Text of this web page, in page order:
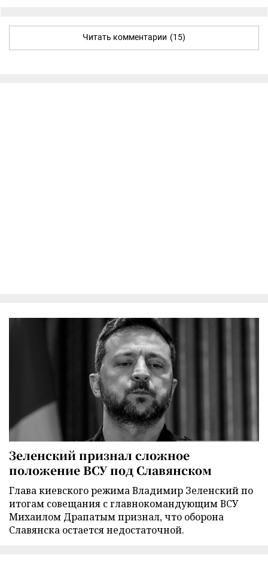
Читать комментарии (15)
Зеленский признал сложное
положение ВСУ под Славянском
Глава киевского режима Владимир Зеленский по
итогам совещания с главнокомандующим ВСУ
Михаилом Драпатым признал, что оборона
Славянска остается недостаточной.